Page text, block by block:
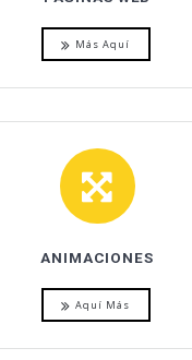
Más Aquí
ANIMACIONES
Aquí Más